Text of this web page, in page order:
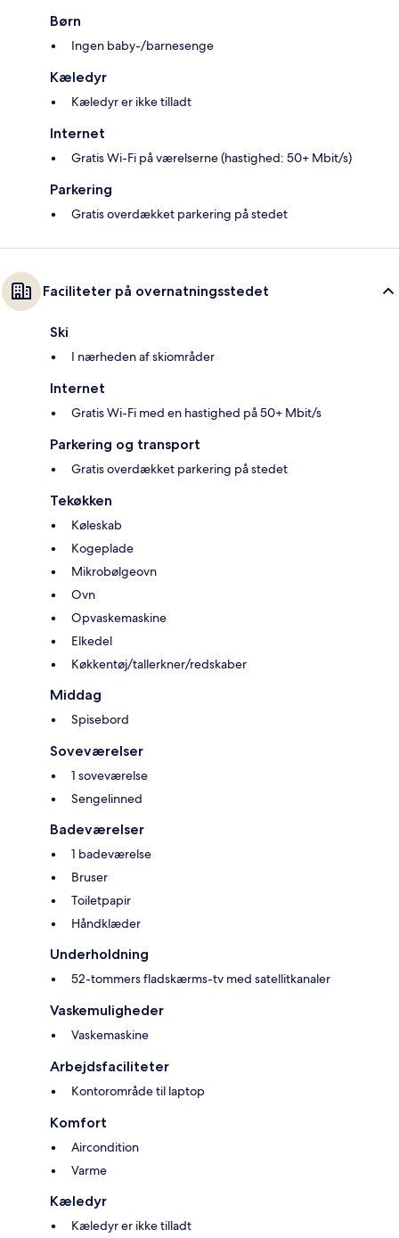
Børn
Ingen baby-/barnesenge
Kæledyr
Kæledyr er ikke tilladt
Internet
Gratis Wi-Fi på værelserne (hastighed: 50+ Mbit/s)
Parkering
Gratis overdækket parkering på stedet
Faciliteter på overnatningsstedet
Ski
I nærheden af skiområder
Internet
Gratis Wi-Fi med en hastighed på 50+ Mbit/s
Parkering og transport
Gratis overdækket parkering på stedet
Tekøkken
Køleskab
Kogeplade
Mikrobølgeovn
Ovn
Opvaskemaskine
Elkedel
Køkkentøj/tallerkner/redskaber
Middag
Spisebord
Soveværelser
1 soveværelse
Sengelinned
Badeværelser
1 badeværelse
Bruser
Toiletpapir
Håndklæder
Underholdning
52-tommers fladskærms-tv med satellitkanaler
Vaskemuligheder
Vaskemaskine
Arbejdsfaciliteter
Kontorområde til laptop
Komfort
Aircondition
Varme
Kæledyr
Kæledyr er ikke tilladt